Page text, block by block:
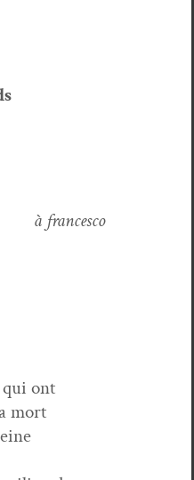
à francesco
qui ont
mort